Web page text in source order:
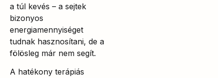
a túl kevés – a sejtek
bizonyos
energiamennyiséget
tudnak hasznosítani, de a
fölösleg már nem segít.
A hatékony terápiás